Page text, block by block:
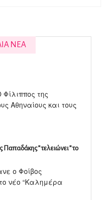
ΝΕΑ
της
Αθηναίους και τους
” τελειώνει ” το
ο Φοίβος
νέο “Καλημέρα